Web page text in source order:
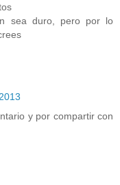
sea duro, pero por lo
y por compartir con